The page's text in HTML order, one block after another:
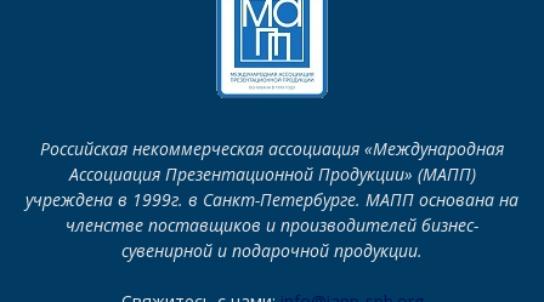
Российская некоммерческая ассоциация «Международная
Ассоциация Презентационной Продукции» (МАПП)
учреждена в 1999г. в Санкт-Петербурге. МАПП основана на
членстве поставщиков и производителей бизнес-
сувенирной и подарочной продукции.